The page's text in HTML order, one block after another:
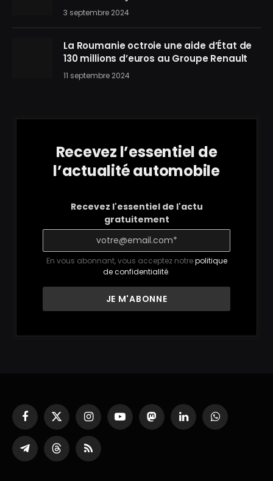
3 septembre 2024
La Roumanie octroie une aide d’État de
130 millions d’euros au Groupe Renault
11 septembre 2024
Recevez l’essentiel de
l’actualité automobile
Recevez l'essentiel de l'actu
gratuitement
En vous abonnant, vous acceptez notrepolitique
de confidentialité.
Facebook
X
(Twitter)
InstagramYouTubeMastodonLinkedInWhatsApp
Partager
sur
ThreadsRSS